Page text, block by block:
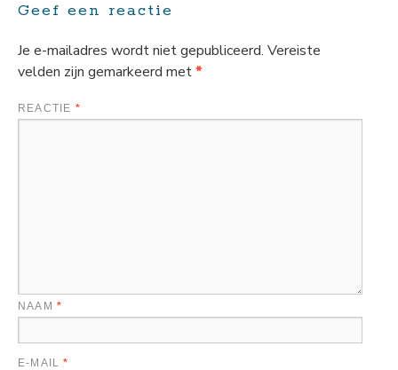
Geef een reactie
Je e-mailadres wordt niet gepubliceerd. Vereiste
velden zijn gemarkeerd met*
REACTIE *
NAAM *
E-MAIL*